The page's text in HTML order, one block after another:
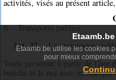
activités, visés au présent
6. - Transports publics
Art. 22.
Les transports
Toute personne à partir de l'âge
bouche et le nez avec un
Etaamb.be utilise les cookies
pour mieux